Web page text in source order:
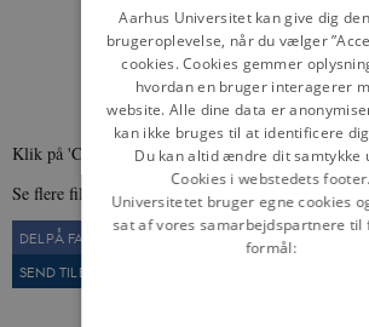
Klik på 'CC' og vælg 'dansk', hvis du vil se filmen
Se flere film fra danmarkshistorien.dk her
DEL PÅ FACEBOOK
DEL PÅ
SEND TIL EN VEN
Aarhus Universitet kan give dig
brugeroplevelse, når du vælger
cookies. Cookies gemmer
hvordan en bruger interagerer
website. Alle dine data er
kan ikke bruges til at identificere
Du kan altid ændre dit samtykke
Cookies i webstedets footer.
Universitetet bruger egne cookies
sat af vores samarbejdspartnere til
formål: